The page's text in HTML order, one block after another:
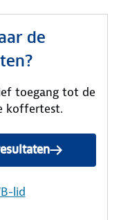
de
toegang tot de
koffertest.
lid